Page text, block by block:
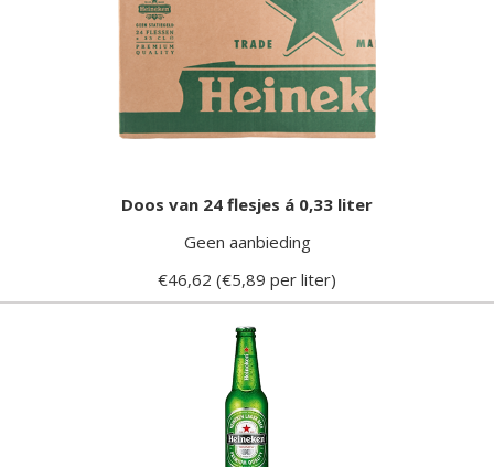
Doos van 24 flesjes á 0,33 liter
Geen aanbieding
€46,62 (€5,89 per liter)